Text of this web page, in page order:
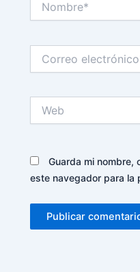
electrónico*
Guarda mi nombre,
este navegador para la